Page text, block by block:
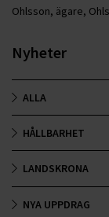
Ohlsson, ägare,
Nyheter
ALLA
HÅLLBARHET
LANDSKRONA
NYA UPPDRAG